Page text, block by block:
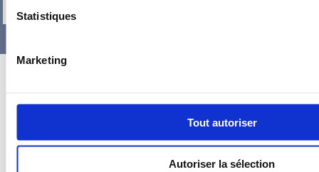
Statistiques
Marketing
Tout autoriser
Autoriser la sélection